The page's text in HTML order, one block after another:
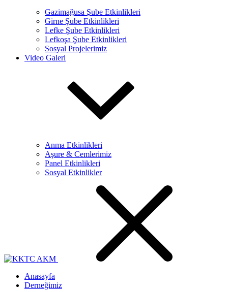
Gazimağusa Şube Etkinlikleri
Girne Şube Etkinlikleri
Lefke Şube Etkinlikleri
Lefkoşa Şube Etkinlikleri
Sosyal Projelerimiz
Video Galeri
Anma Etkinlikleri
Aşure & Cemlerimiz
Panel Etkinlikleri
Sosyal Etkinlikler
Anasayfa
Derneğimiz